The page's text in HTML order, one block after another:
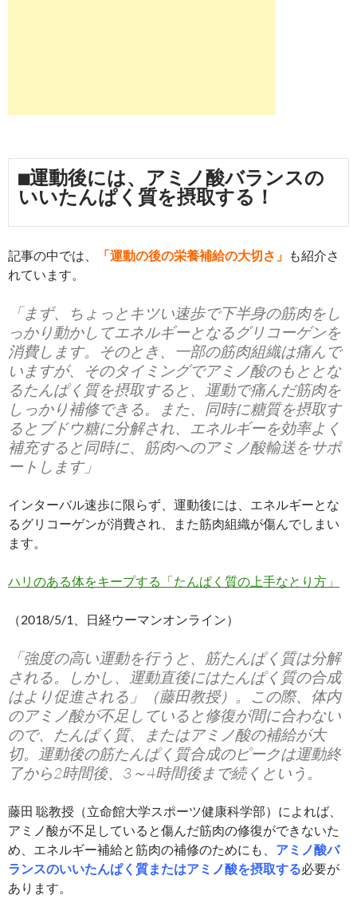
■運動後には、アミノ酸バランスの
いいたんぱく質を摂取する！
記事の中では、 「運動の後の栄養補給の大切さ」 も紹介さ
れています。
「まず、ちょっとキツい速歩で下半身の筋肉をし
っかり動かしてエネルギーとなるグリコーゲンを
消費します。そのとき、一部の筋肉組織は痛んで
いますが、そのタイミングでアミノ酸のもととな
るたんぱく質を摂取すると、運動で痛んだ筋肉を
しっかり補修できる。また、同時に糖質を摂取す
るとブドウ糖に分解され、エネルギーを効率よく
補充すると同時に、筋肉へのアミノ酸輸送をサポ
ートします」
インターバル速歩に限らず、運動後には、エネルギーとな
るグリコーゲンが消費され、また筋肉組織が傷んでしまい
ます。
ハリのある体をキープする「たんぱく質の上手なとり方」
（2018/5/1、日経ウーマンオンライン）
「強度の高い運動を行うと、筋たんぱく質は分解
される。しかし、運動直後にはたんぱく質の合成
はより促進される」（藤田教授）。この際、体内
のアミノ酸が不足していると修復が間に合わない
ので、たんぱく質、またはアミノ酸の補給が大
切。運動後の筋たんぱく質合成のピークは運動終
了から2時間後、3～4時間後まで続くという。
藤田 聡教授（立命館大学スポーツ健康科学部）によれば、
アミノ酸が不足していると傷んだ筋肉の修復ができないた
め、エネルギー補給と筋肉の補修のためにも、 アミノ酸バ
ランスのいいたんぱく質またはアミノ酸を摂取する必要が
あります。